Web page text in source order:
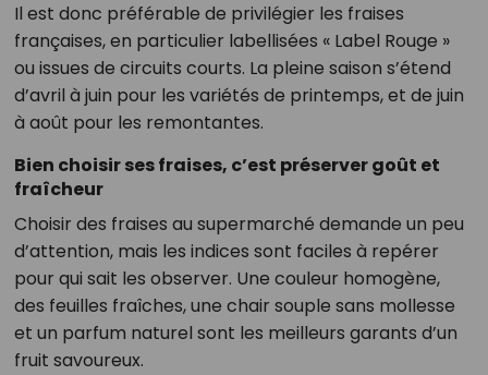
Il est donc préférable de privilégier les fraises
françaises, en particulier labellisées « Label Rouge »
ou issues de circuits courts. La pleine saison s’étend
d’avril à juin pour les variétés de printemps, et de juin
à août pour les remontantes.
Bien choisir ses fraises, c’est préserver goût et
fraîcheur
Choisir des fraises au supermarché demande un peu
d’attention, mais les indices sont faciles à repérer
pour qui sait les observer. Une couleur homogène,
des feuilles fraîches, une chair souple sans mollesse
et un parfum naturel sont les meilleurs garants d’un
fruit savoureux.